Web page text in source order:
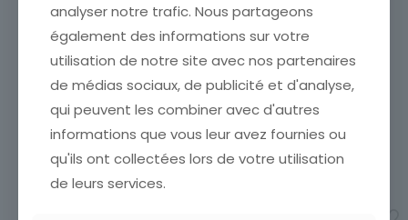
CARTE POSTALE PARIS LA
BOURSE EXCHANGE
ETAT VOIR SCAN Cumulez
vos achats en visitant ma
boutique afin de réduire
vos frais de port. Attendez
que nous ayons calculé les
frais de port[…]
3,90€
CARTE POSTALE PARIS LE
BOULEVARD ET LA PORTE
ETAT VOIR SCAN Cumulez
vos achats en visitant ma
boutique afin de réduire
que nous ayons calculé les
frais de port[…]
analyser notre trafic. Nous partageons
également des informations sur votre
utilisation de notre site avec nos partenaires
de médias sociaux, de publicité et d'analyse,
qui peuvent les combiner avec d'autres
informations que vous leur avez fournies ou
qu'ils ont collectées lors de votre utilisation
de leurs services.